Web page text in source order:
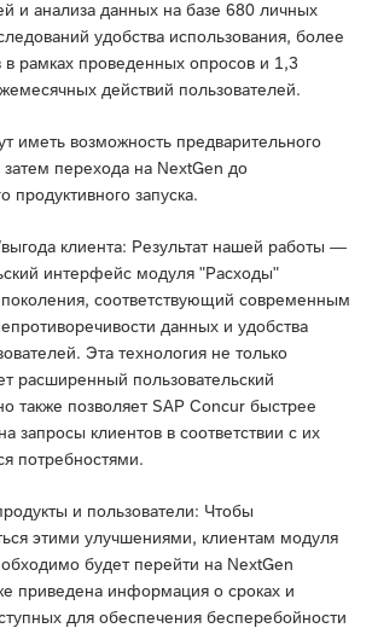
и анализа данных на базе 680 личных
удобства использования, более
в рамках проведенных опросов и 1,3
действий пользователей.
иметь возможность предварительного
перехода на NextGen до
продуктивного запуска.
клиента: Результат нашей работы —
интерфейс модуля "Расходы"
соответствующий современным
данных и удобства
Эта технология не только
расширенный пользовательский
также позволяет SAP Concur быстрее
запросы клиентов в соответствии с их
потребностями.
и пользователи: Чтобы
этими улучшениями, клиентам модуля
будет перейти на NextGen
приведена информация о сроках и
для обеспечения бесперебойности